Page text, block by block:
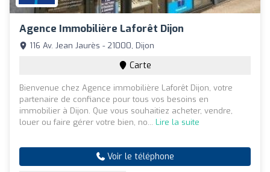
Agence Immobilière Laforêt Dijon
116 Av. Jean Jaurès - 21000, Dijon
Carte
Bienvenue chez Agence immobilière Laforêt Dijon, votre
partenaire de confiance pour tous vos besoins en
immobilier à Dijon. Que vous souhaitiez acheter, vendre,
louer ou faire gérer votre bien, no... Lire la suite
Voir le téléphone